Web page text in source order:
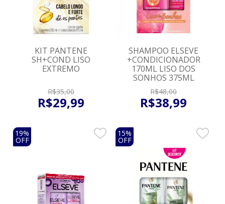
KIT PANTENE
SH+COND LISO
EXTREMO
R$35,00
R$29,99
SHAMPOO ELSEVE
+CONDICIONADOR
170ML LISO DOS
SONHOS 375ML
R$48,00
R$38,99
19%
OFF
15%
OFF